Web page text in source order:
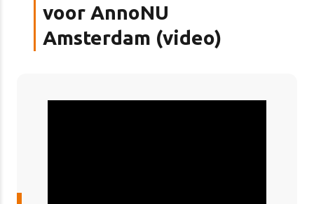
voor AnnoNU
Amsterdam (video)